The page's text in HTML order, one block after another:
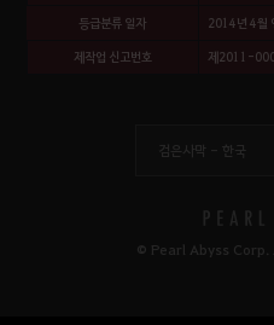
등급분류 일자 2014년 4월
제작업 신고번호 제2011-
검은사막 - 한국
© Pearl Abyss Corp.